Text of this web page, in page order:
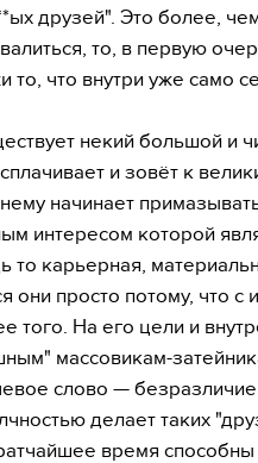
друзей". Это более,
то, в первую
то, что внутри уже само
некий большой и
и зовёт к
начинает
интересом которой
то карьерная,
они просто потому, что с
того. На его цели и
массовикам-
слово —
делает таких
время